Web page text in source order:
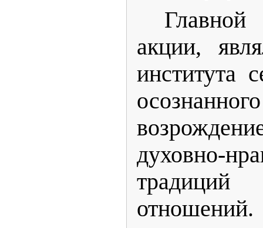
акции,
института
духовно-
отношений.